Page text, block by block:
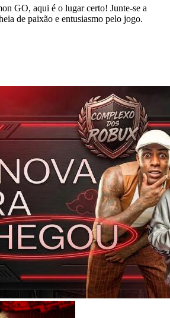
GO, aqui é o lugar certo! Junte-se a
de paixão e entusiasmo pelo jogo.